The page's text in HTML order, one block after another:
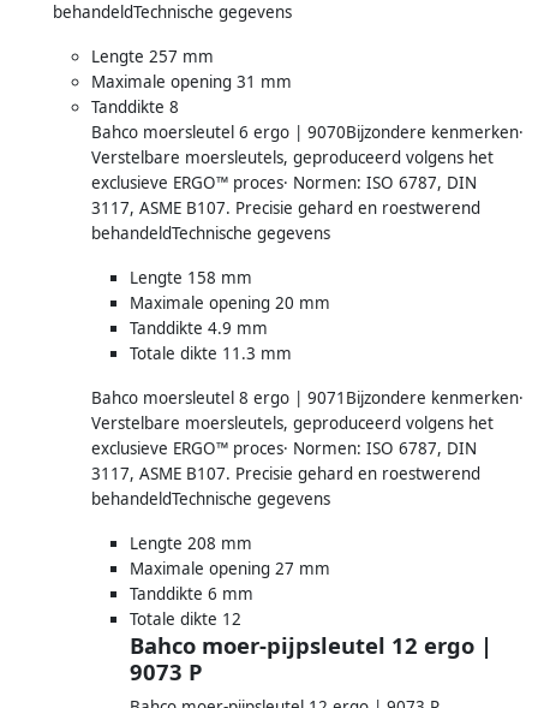
behandeldTechnische gegevens
Lengte 257 mm
Maximale opening 31 mm
Tanddikte 8
Bahco moersleutel 6 ergo | 9070Bijzondere kenmerken·
Verstelbare moersleutels, geproduceerd volgens het
exclusieve ERGO™ proces· Normen: ISO 6787, DIN
3117, ASME B107. Precisie gehard en roestwerend
behandeldTechnische gegevens
Lengte 158 mm
Maximale opening 20 mm
Tanddikte 4.9 mm
Totale dikte 11.3 mm
Bahco moersleutel 8 ergo | 9071Bijzondere kenmerken·
Verstelbare moersleutels, geproduceerd volgens het
exclusieve ERGO™ proces· Normen: ISO 6787, DIN
3117, ASME B107. Precisie gehard en roestwerend
behandeldTechnische gegevens
Lengte 208 mm
Maximale opening 27 mm
Tanddikte 6 mm
Totale dikte 12
Bahco moer-pijpsleutel 12 ergo |
9073 P